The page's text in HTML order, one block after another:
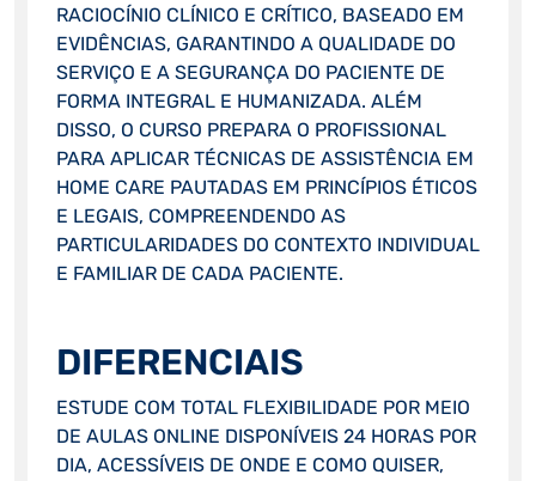
RACIOCÍNIO CLÍNICO E CRÍTICO, BASEADO EM
EVIDÊNCIAS, GARANTINDO A QUALIDADE DO
SERVIÇO E A SEGURANÇA DO PACIENTE DE
FORMA INTEGRAL E HUMANIZADA. ALÉM
DISSO, O CURSO PREPARA O PROFISSIONAL
PARA APLICAR TÉCNICAS DE ASSISTÊNCIA EM
HOME CARE PAUTADAS EM PRINCÍPIOS ÉTICOS
E LEGAIS, COMPREENDENDO AS
PARTICULARIDADES DO CONTEXTO INDIVIDUAL
E FAMILIAR DE CADA PACIENTE.
DIFERENCIAIS
ESTUDE COM TOTAL FLEXIBILIDADE POR MEIO
DE AULAS ONLINE DISPONÍVEIS 24 HORAS POR
DIA, ACESSÍVEIS DE ONDE E COMO QUISER,